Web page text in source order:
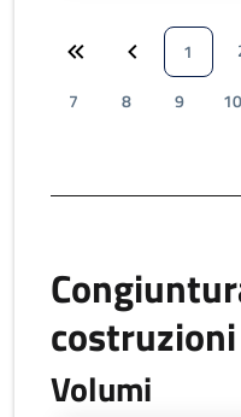
1
7
8 9 10
Volumi